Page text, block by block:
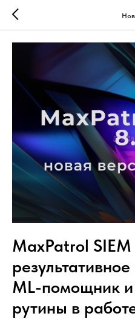
MaxPatrol
ML-помощник
рутины в